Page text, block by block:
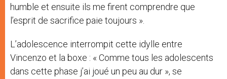
humble et ensuite ils me firent comprendre que
l’esprit de sacrifice paie toujours ».
L’adolescence interrompit cette idylle entre
Vincenzo et la boxe : « Comme tous les adolescents
dans cette phase j’ai joué un peu au dur », se